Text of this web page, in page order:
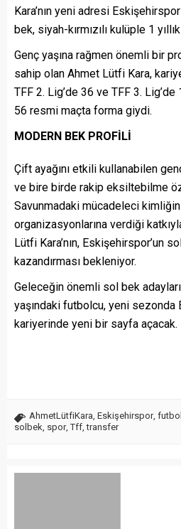
Kara’nın yeni adresi
bek, siyah-kırmızılı kulüple 1
Genç yaşına rağmen önemli bir
sahip olan Ahmet Lütfi Kara,
TFF 2. Lig’de 36 ve TFF 3.
56 resmi maçta forma giydi.
MODERN BEK PROFİLİ
Çift ayağını etkili kullanabilen
ve bire birde rakip eksiltebilme
Savunmadaki mücadeleci
organizasyonlarına verdiği
Lütfi Kara’nın, Eskişehirspor’un
kazandırması bekleniyor.
Geleceğin önemli sol bek
yaşındaki futbolcu, yeni
kariyerinde yeni bir sayfa açacak.
AhmetLütfiKara Eskişehirspor, futbol
solbek spor,Tff ,transfer